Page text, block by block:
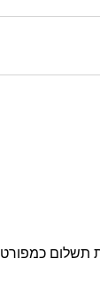
תשלום כמפורט